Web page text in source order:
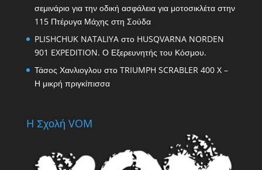
σεμινάριο για την οδική ασφάλεια για μοτοσικλέτα στην
115 Πτέρυγα Μάχης στη Σούδα
PLISHCHUK NATALIYAστο HUSQVARNA NORDEN
901 EXPEDITION. Ο Εξερευνητής του Κόσμου.
Τάσος Χανλιογλου στο TRIUMPH SCRABLER 400 X –
Η μικρή πριγκίπισσα
H Σχολή VOM